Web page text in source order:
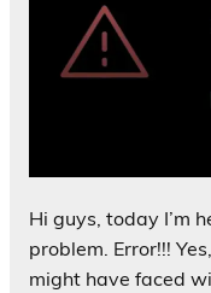
Hi guys, today I’m
problem. Error!!!
might have faced